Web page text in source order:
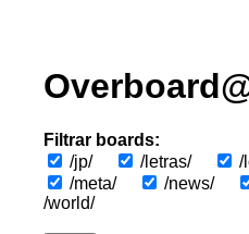
Filtrar boards:
/jp/
/letras/ /
/meta/
/news/
/world/